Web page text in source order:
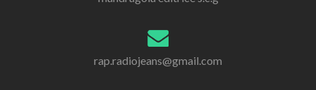
rap.radiojeans@gmail.com